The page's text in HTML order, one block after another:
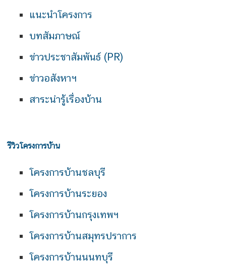
แนะนำโครงการ
บทสัมภาษณ์
ข่าวประชาสัมพันธ์ (PR)
ข่าวอสังหาฯ
สาระน่ารู้เรื่องบ้าน
รีวิวโครงการบ้าน
โครงการบ้านชลบุรี
โครงการบ้านระยอง
โครงการบ้านกรุงเทพฯ
โครงการบ้านสมุทรปราการ
โครงการบ้านนนทบุรี